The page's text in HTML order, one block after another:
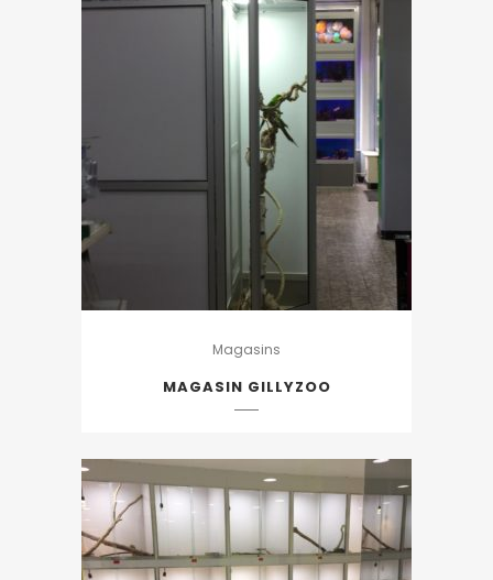
Magasins
MAGASIN GILLYZOO